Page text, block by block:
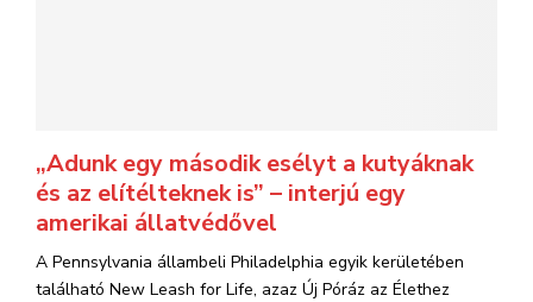
„Adunk egy második esélyt a kutyáknak
és az elítélteknek is” – interjú egy
amerikai állatvédővel
A Pennsylvania állambeli Philadelphia egyik kerületében
található New Leash for Life, azaz Új Póráz az Élethez